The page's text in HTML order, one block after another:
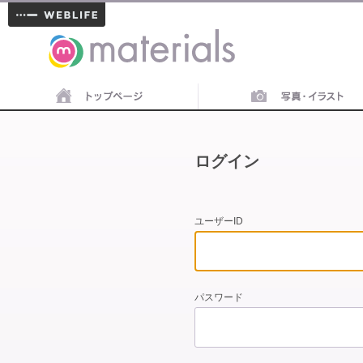
materials
ログイン
ユーザーID
パスワード